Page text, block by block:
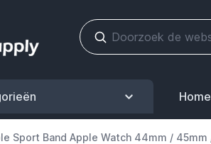
Home
Sport Band Apple Watch 44mm /